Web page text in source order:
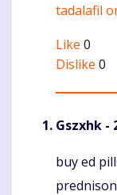
tadalafil
Like 0
Dislike 0
Gszxhk -
buy ed